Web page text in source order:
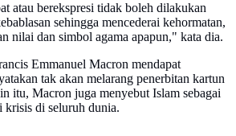
atau berekspresi tidak boleh dilakukan
sehingga mencederai kehormatan,
nilai dan simbol agama apapun," kata dia.
Emmanuel Macron mendapat
tak akan melarang penerbitan kartun
itu, Macron juga menyebut Islam sebagai
krisis di seluruh dunia.